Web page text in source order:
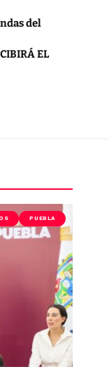
del
EL
PUEBLA